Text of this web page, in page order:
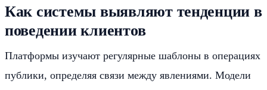
Как системы выявляют тенденции в
поведении клиентов
Платформы изучают регулярные шаблоны в операциях
публики, определяя связи между явлениями. Модели